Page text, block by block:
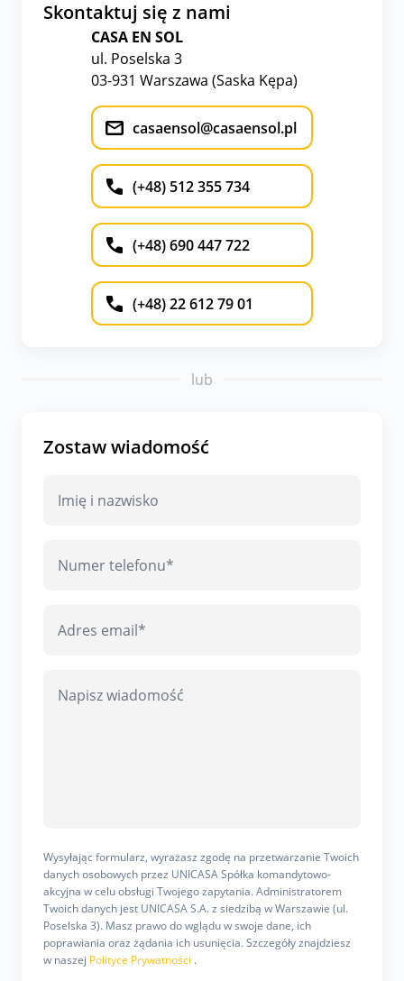
Skontaktuj się z nami
CASA EN SOL
ul. Poselska 3
03-931 Warszawa (Saska Kępa)
casaensol@casaensol.pl
(+48) 512 355 734
(+48) 690 447 722
(+48) 22 612 79 01
lub
Zostaw wiadomość
Wysyłając formularz, wyrażasz zgodę na przetwarzanie Twoich
danych osobowych przez UNICASA Spółka komandytowo-
akcyjna w celu obsługi Twojego zapytania. Administratorem
Twoich danych jest UNICASA S.A. z siedzibą w Warszawie (ul.
Poselska 3). Masz prawo do wglądu w swoje dane, ich
poprawiania oraz żądania ich usunięcia. Szczegóły znajdziesz
w naszej Polityce Prywatności .